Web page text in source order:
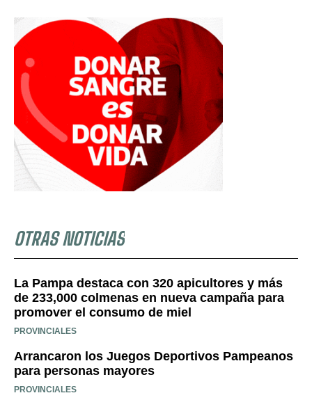
OTRAS NOTICIAS
La Pampa destaca con 320 apicultores y más
de 233,000 colmenas en nueva campaña para
promover el consumo de miel
PROVINCIALES
Arrancaron los Juegos Deportivos Pampeanos
para personas mayores
PROVINCIALES